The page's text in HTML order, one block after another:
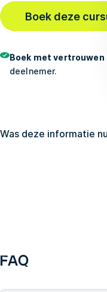
Boek deze
Boek met vertrouwen
deelnemer.
Was deze informatie
FAQ